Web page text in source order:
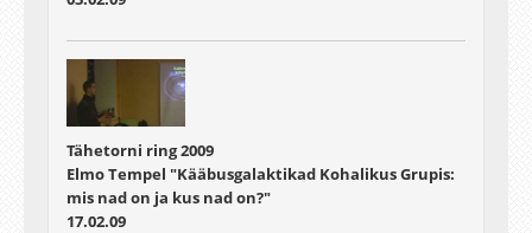
Tähetorni ring 2009
Elmo Tempel "Kääbusgalaktikad Kohalikus Grupis:
mis nad on ja kus nad on?"
17.02.09